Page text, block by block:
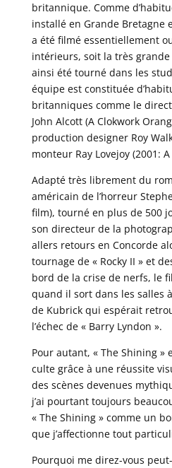
britannique. Comme
installé en Grande Bretagne
a été filmé essentiellement
intérieurs, soit la très
ainsi été tourné dans les
équipe est constituée
britanniques comme le
John Alcott (A Clokwork
production designer Roy
monteur Ray Lovejoy (2001:
Adapté très librement du
américain de l’horreur
film), tourné en plus de 500
son directeur de la
allers retours en Concorde
tournage de « Rocky II » et
bord de la crise de nerfs, le
quand il sort dans les salles
de Kubrick qui espérait
l’échec de « Barry Lyndon ».
Pour autant, « The Shining »
culte grâce à une réussite
des scènes devenues
j’ai pourtant toujours
« The Shining » comme un
que j’affectionne tout
Pourquoi me direz-vous